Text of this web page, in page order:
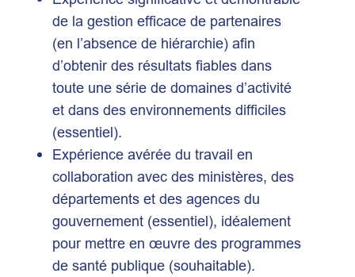
de la gestion efficace de partenaires
(en l’absence de hiérarchie) afin
d’obtenir des résultats fiables dans
toute une série de domaines d’activité
et dans des environnements difficiles
(essentiel).
Expérience avérée du travail en
collaboration avec des ministères, des
départements et des agences du
gouvernement (essentiel), idéalement
pour mettre en œuvre des programmes
de santé publique (souhaitable).